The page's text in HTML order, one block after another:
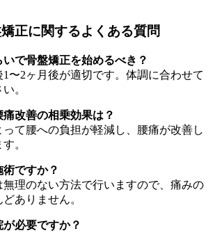
正に関するよくある質問
で骨盤矯正を始めるべき？
〜2ヶ月後が適切です。体調に合わせて
。
改善の相乗効果は？
て腰への負担が軽減し、腰痛が改善し
。
ですか？
無理のない方法で行いますので、痛みの
ありません。
必要ですか？